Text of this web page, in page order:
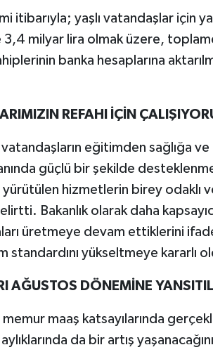
itibarıyla; yaşlı vatandaşlar için
3,4 milyar lira olmak üzere,
banka hesaplarına
REFAHI İÇİN
vatandaşların eğitimden sağlığa
güçlü bir şekilde
hizmetlerin birey odaklı
Bakanlık olarak daha
üretmeye devam ettiklerini
standardını yükseltmeye kararlı
AĞUSTOS DÖNEMİNE
memur maaş katsayılarında
da bir artış